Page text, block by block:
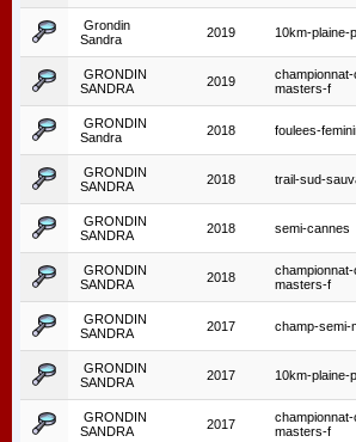
Grondin
Sandra
2019 10km-plaine-
GRONDIN
SANDRA
2019
masters-f
GRONDIN
Sandra
2018 foulees-
GRONDIN
SANDRA
2018 trail-sud-
GRONDIN
SANDRA
2018 semi-cannes
GRONDIN
SANDRA
2018
masters-f
GRONDIN
SANDRA
2017 champ-semi-
GRONDIN
SANDRA
2017 10km-plaine-
GRONDIN
SANDRA
2017
masters-f